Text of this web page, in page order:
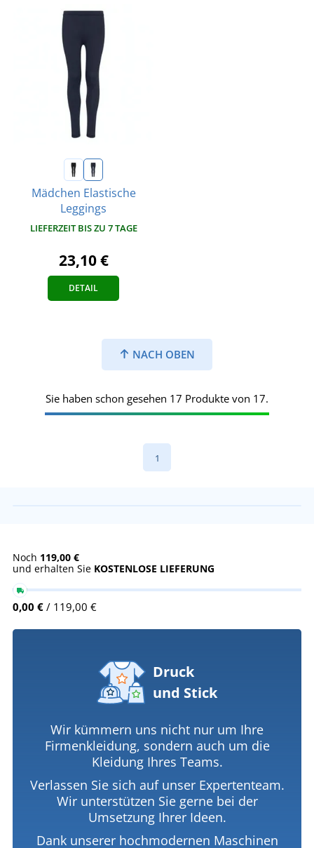
Mädchen Elastische
Leggings
LIEFERZEIT BIS ZU 7 TAGE
23,10 €
DETAIL
NACH OBEN
Sie haben schon gesehen 17 Produkte von 17.
1
Noch 119,00 €
und erhalten Sie KOSTENLOSE LIEFERUNG
0,00 € / 119,00 €
Druck
und Stick
Wir kümmern uns nicht nur um Ihre
Firmenkleidung, sondern auch um die
Kleidung Ihres Teams.
Verlassen Sie sich auf unser Expertenteam.
Wir unterstützen Sie gerne bei der
Umsetzung Ihrer Ideen.
Dank unserer hochmodernen Maschinen